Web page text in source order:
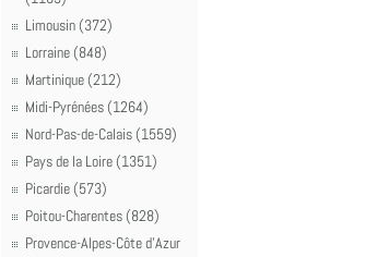
Limousin (372)
Lorraine (848)
Martinique (212)
Midi-Pyrénées (1264)
Nord-Pas-de-Calais (1559)
Pays de la Loire (1351)
Picardie (573)
Poitou-Charentes (828)
Provence-Alpes-Côte d'Azur